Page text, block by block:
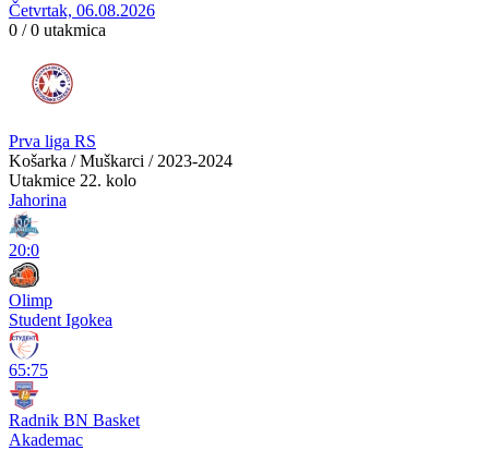
Četvrtak, 06.08.2026
0 / 0 utakmica
Prva liga RS
Košarka / Muškarci / 2023-2024
Utakmice 22. kolo
Jahorina
20:0
Olimp
Student Igokea
65:75
Radnik BN Basket
Akademac